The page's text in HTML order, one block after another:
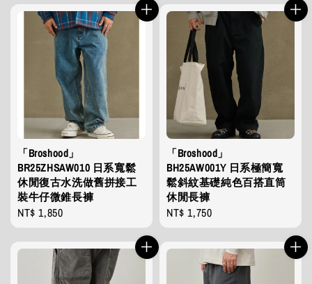
「Broshood」
BR25ZHSAW010 日系寬鬆
休閒復古水洗做舊拼接工
裝牛仔微錐長褲
Regular
price
NT$ 1,850
「Broshood」
BH25AW001Y 日系極簡寬
鬆斜紋基礎純色百搭直筒
休閒長褲
Regular
price
NT$ 1,750